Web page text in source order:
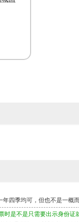
上
四季均可，但也不是一概而
时是不是只需要出示身份证